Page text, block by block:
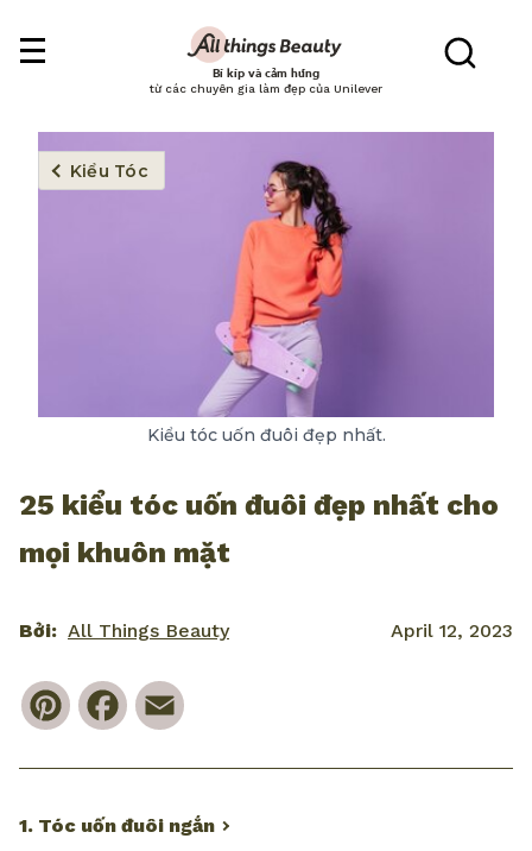
Bí kíp và cảm hứng
từ các chuyên gia làm đẹp của Unilever
Kiểu Tóc
Kiểu tóc uốn đuôi đẹp nhất.
25 kiểu tóc uốn đuôi đẹp nhất cho
mọi khuôn mặt
Bởi: All Things Beauty April 12, 2023
PinterestFacebook
1. Tóc uốn đuôi ngắn